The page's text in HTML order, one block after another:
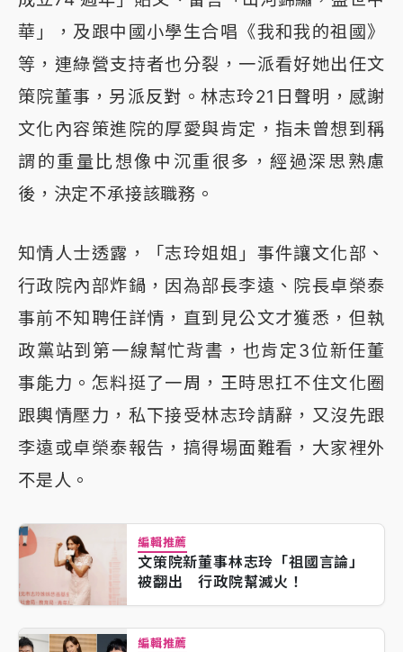
華」，及跟中國小學生合唱《我和我的祖國》
等，連綠營支持者也分裂，一派看好她出任文
策院董事，另派反對。林志玲21日聲明，感謝
文化內容策進院的厚愛與肯定，指未曾想到稱
謂的重量比想像中沉重很多，經過深思熟慮
後，決定不承接該職務。
知情人士透露，「志玲姐姐」事件讓文化部、
行政院內部炸鍋，因為部長李遠、院長卓榮泰
事前不知聘任詳情，直到見公文才獲悉，但執
政黨站到第一線幫忙背書，也肯定3位新任董
事能力。怎料挺了一周，王時思扛不住文化圈
跟輿情壓力，私下接受林志玲請辭，又沒先跟
李遠或卓榮泰報告，搞得場面難看，大家裡外
不是人。
編輯推薦
文策院新董事林志玲「祖國言論」
被翻出 行政院幫滅火！
編輯推薦